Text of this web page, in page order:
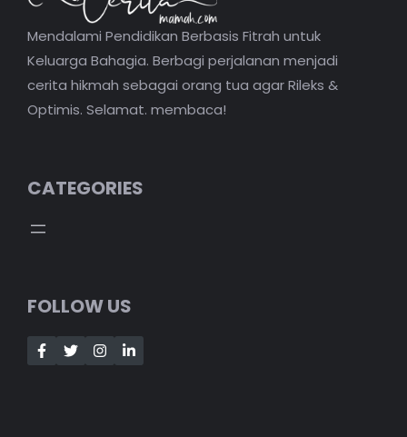
Mendalami Pendidikan Berbasis Fitrah untuk
Keluarga Bahagia. Berbagi perjalanan menjadi
cerita hikmah sebagai orang tua agar Rileks &
Optimis. Selamat. membaca!
CATEGORIES
FOLLOW US